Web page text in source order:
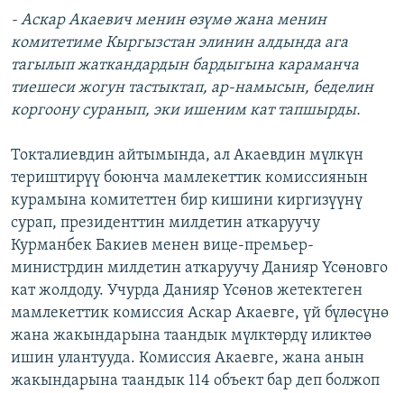
- Аскар Акаевич менин өзүмө жана менин
комитетиме Кыргызстан элинин алдында ага
тагылып жаткандардын бардыгына караманча
тиешеси жогун тастыктап, ар-намысын, беделин
коргоону суранып, эки ишеним кат тапшырды.
Токталиевдин айтымында, ал Акаевдин мүлкүн
териштирүү боюнча мамлекеттик комиссиянын
курамына комитеттен бир кишини киргизүүнү
сурап, президенттин милдетин аткаруучу
Курманбек Бакиев менен вице-премьер-
министрдин милдетин аткаруучу Данияр Үсөновго
кат жолдоду. Учурда Данияр Үсөнов жетектеген
мамлекеттик комиссия Аскар Акаевге, үй бүлөсүнө
жана жакындарына таандык мүлктөрдү иликтөө
ишин улантууда. Комиссия Акаевге, жана анын
жакындарына таандык 114 объект бар деп болжоп